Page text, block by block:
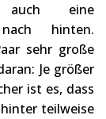
auch eine
hinten.
sehr große
Je größer
ist es, dass
teilweise